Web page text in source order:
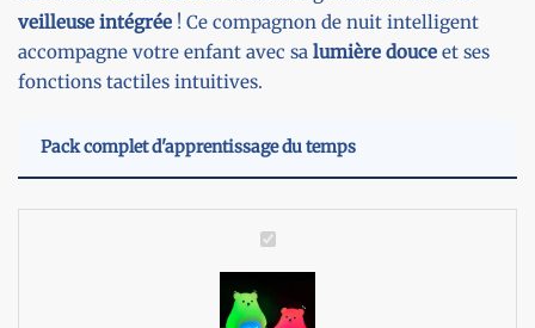
veilleuse intégrée ! Ce compagnon de nuit intelligent
accompagne votre enfant avec sa lumière douce et ses
fonctions tactiles intuitives.
Pack complet d'apprentissage du temps
R
v
e